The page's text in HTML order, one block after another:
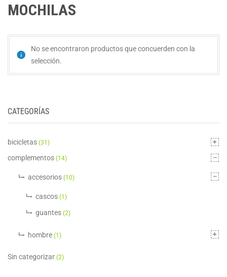
MOCHILAS
No se encontraron productos que concuerden con la
selección.
CATEGORÍAS
bicicletas (31)
complementos (14)
accesorios (10)
cascos (1)
guantes (2)
hombre (1)
Sin categorizar (2)